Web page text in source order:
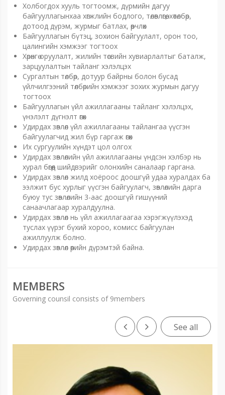
Холбогдох хууль тогтоомж, дүрмийн дагуу
байгууллагынхаа хөгжлийн бодлого, төлөвлөгөө, хөтөлбөр,
дотоод дүрэм, журмыг батлах, өөрчлөх
Байгууллагын бүтэц, зохион байгуулалт, орон тоо,
цалингийн хэмжээг тогтоох
Хөрөнгө оруулалт, жилийн төсвийн хувиарлалтыг баталж,
зарцуулалтын тайланг хэлэлцэх
Сургалтын төлбөр, дотуур байрны болон бусад
үйлчилгээний төлбөрийн хэмжээг зохих журмын дагуу
тогтоох
Байгууллагын үйл ажиллагааны тайланг хэлэлцэх,
үнэлэлт дүгнэлт өгөх
Удирдах зөвлөл үйл ажиллагааны тайлангаа үүсгэн
байгуулагчид жил бүр гаргаж өгөх
Их сургуулийн хүндэт цол олгох
Удирдах зөвлөлийн үйл ажиллагааны үндсэн хэлбэр нь
хурал бөгөөд шийдвэрийг олонхийн саналаар гаргана.
Удирдах зөвлөл жилд хоёроос доошгүй удаа хуралдах ба
ээлжит бус хурлыг үүсгэн байгуулагч, зөвлөлийн дарга
буюу тус зөвлөлийн 3-аас доошгүй гишүүний
санаачлагаар хуралдуулна.
Удирдах зөвлөл нь үйл ажиллагаагаа хэрэгжүүлэхэд
туслах үүрэг бүхий хороо, комисс байгуулан
ажиллуулж болно.
Удирдах зөвлөл өөрийн дүрэмтэй байна.
MEMBERS
Governing counsil consists of 9members
See all